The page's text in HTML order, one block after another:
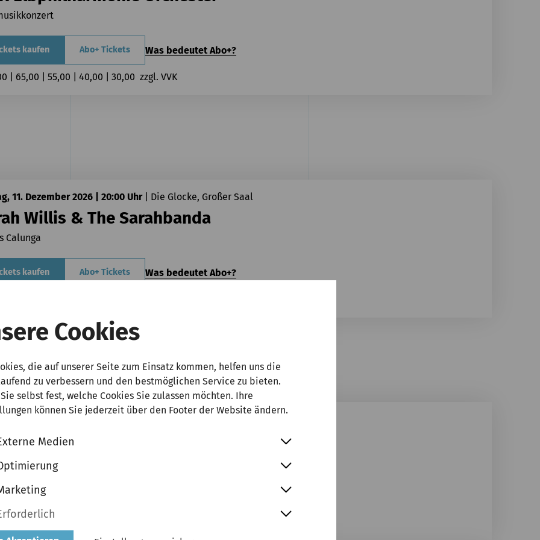
Cookies
die auf unserer Seite zum Einsatz kommen, helfen uns die
zu verbessern und den bestmöglichen Service zu bieten.
selbst fest, welche Cookies Sie zulassen möchten. Ihre
können Sie jederzeit über den Footer der Website ändern.
Medien
kaufen Abo+ Tickets Was bedeutet Abo+?
| 65,00 | 55,00 | 40,00 | 30,00  zzgl. VVK
11. Dezember 2026 | 20:00 Uhr Die Glocke, Großer Saal
Willis & The Sarahbanda
Calunga
kaufen Abo+ Tickets Was bedeutet Abo+?
06. Februar 2027 | 20:00 Uhr
7
Look
kaufen
| 45,00 | 40,00 | 30,00 | 20,00  zzgl. VVK